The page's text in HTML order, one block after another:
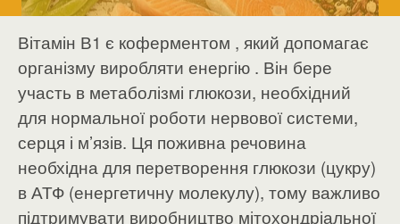
Вітамін В1 є коферментом , який допомагає
організму виробляти енергію . Він бере
участь в метаболізмі глюкози, необхідний
для нормальної роботи нервової системи,
серця і м’язів. Ця поживна речовина
необхідна для перетворення глюкози (цукру)
в АТФ (енергетичну молекулу), тому важливо
підтримувати виробництво мітохондріальної